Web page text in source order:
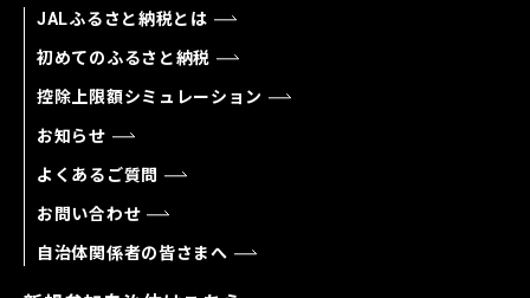
JALふるさと納税とは
初めてのふるさと納税
控除上限額シミュレーション
お知らせ
よくあるご質問
お問い合わせ
自治体関係者の皆さまへ